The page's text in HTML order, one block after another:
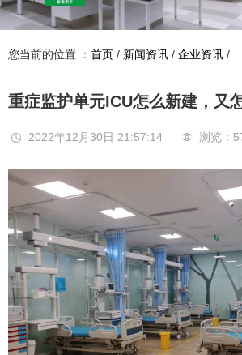
您当前的位置 ： 首页 / 新闻资讯 / 企业资讯 /
重症监护单元ICU怎么新建，又
2022年12月30日 21:57:14 浏览：